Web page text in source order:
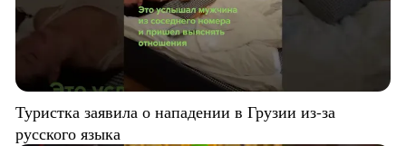
Туристка заявила о нападении в Грузии из-за
русского языка